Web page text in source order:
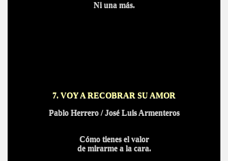
Ni una más.
7. VOY A RECOBRAR SU AMOR
Pablo Herrero / José Luis Armenteros
Cómo tienes el valor
de mirarme a la cara.